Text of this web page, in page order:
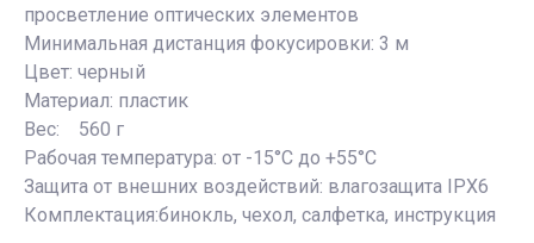
просветление оптических элементов
Минимальная дистанция фокусировки: 3 м
Цвет: черный
Материал: пластик
Вес: 560 г
Рабочая температура: от -15°C до +55°C
Защита от внешних воздействий: влагозащита IPX6
Комплектация:бинокль, чехол, салфетка, инструкция